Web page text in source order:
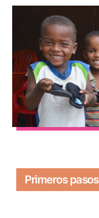
Primeros pasos